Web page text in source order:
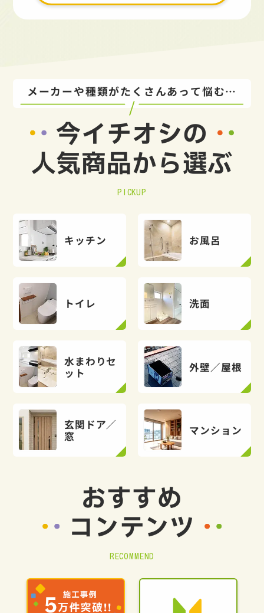
メーカーや種類がたくさんあって悩む…
今イチオシの
人気商品から選ぶ
PICKUP
キッチン お風呂
トイレ 洗面
水まわりセ
ット
外壁／屋根
玄関ドア／
窓
マンション
おすすめ
コンテンツ
RECOMMEND